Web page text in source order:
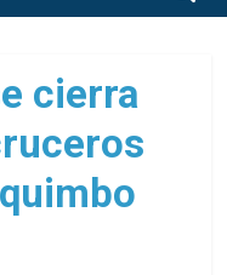
cierra